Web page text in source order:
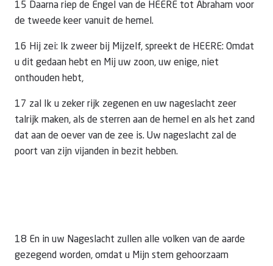
15 Daarna riep de Engel van de HEERE tot Abraham voor
de tweede keer vanuit de hemel.
16 Hij zei: Ik zweer bij Mijzelf, spreekt de HEERE: Omdat
u dit gedaan hebt en Mij uw zoon, uw enige, niet
onthouden hebt,
17 zal Ik u zeker rijk zegenen en uw nageslacht zeer
talrijk maken, als de sterren aan de hemel en als het zand
dat aan de oever van de zee is. Uw nageslacht zal de
poort van zijn vijanden in bezit hebben.
18 En in uw Nageslacht zullen alle volken van de aarde
gezegend worden, omdat u Mijn stem gehoorzaam